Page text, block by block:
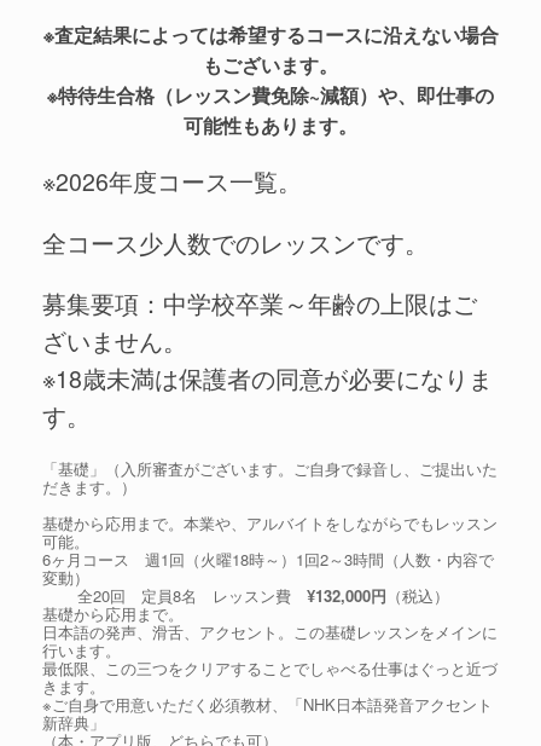
※査定結果によっては希望するコースに沿えない場合
もございます。
※特待生合格（レッスン費免除~減額）や、即仕事の
可能性もあります。
※2026年度コース一覧。
全コース少人数でのレッスンです。
募集要項：中学校卒業～年齢の上限はご
ざいません。
※18歳未満は保護者の同意が必要になりま
す。
「基礎」（入所審査がございます。ご自身で録音し、ご提出いた
だきます。）
基礎から応用まで。本業や、アルバイトをしながらでもレッスン
可能。
6ヶ月コース 週1回（火曜18時～）1回2～3時間（人数・内容で
変動）
全20回 定員8名 レッスン費 ¥132,000円 （税込）
基礎から応用まで。
日本語の発声、滑舌、アクセント。この基礎レッスンをメインに
行います。
最低限、この三つをクリアすることでしゃべる仕事はぐっと近づ
きます。
※ご自身で用意いただく必須教材、「NHK日本語発音アクセント
新辞典」
（本・アプリ版、どちらでも可）